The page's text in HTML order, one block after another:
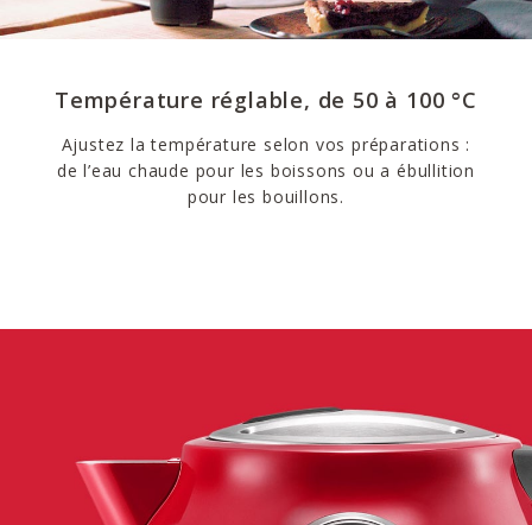
Température réglable, de 50 à 100 °C
Ajustez la température selon vos préparations :
de l’eau chaude pour les boissons ou a ébullition
pour les bouillons.